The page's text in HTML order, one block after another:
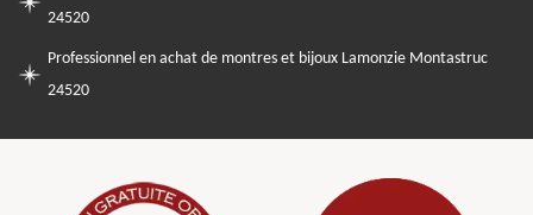
24520
Professionnel en achat de montres et bijoux Lamonzie Montastruc
24520